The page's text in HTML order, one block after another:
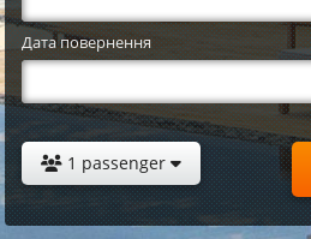
Дата повернення
1 passenger